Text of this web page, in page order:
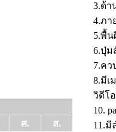
ศ.
ส.
3.ด้า
4.ภา
5.พื้น
6.ปุ่ม
7.คว
8.มีเ
วิดีโ
10.
11.มี